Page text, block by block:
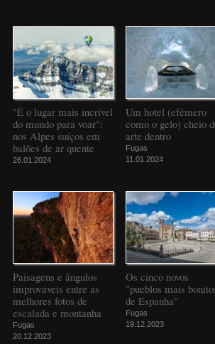
"É o lugar mais incrível
do mundo para voar":
nos Alpes suíços em
balões de ar quente
26.01.2024
Um hotel (efémero
como o gelo) cheio
arte dentro
Fugas
11.01.2024
Paisagens e ângulos
improváveis entre as
melhores fotos de
escalada e montanha
Fugas
20.12.2023
Os cinco novos
"pueblos mais
de Espanha"
Fugas
19.12.2023